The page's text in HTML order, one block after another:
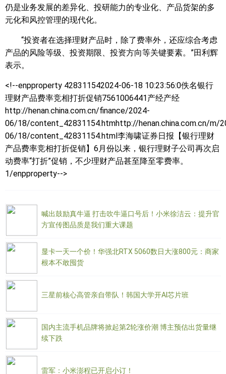
仍是业务发展的差异化、投研能力的专业化、产品货架的多
元化和风控管理的现代化。
“投资者在选择理财产品时，除了费率外，还应综合考虑
产品的风险等级、投资期限、投资方向等关键要素。”田利辉
表示。
<!--enpproperty 428311542024-06-18 10:23:56:0佚名银行
理财产品费率竞相打折促销7561006441产经产经
http://henan.china.com.cn/finance/2024-
06/18/content_42831154.htmhttp://henan.china.com.cn/m/
06/18/content_42831154.html李海啸证券日报【银行理财
产品费率竞相打折促销】6月份以来，银行理财子公司再次启
动费率“打折”促销，不少理财产品甚至降至零费率。
1/enpproperty-->
喊出鼓励真牛逼 打击吹牛逼口号后！小米徐洁云：提升官
方宣传图品质是我们重大课题
显卡一天一个价！华强北RTX 5060数日大涨800元：商家
根本不敢囤货
三星前核心高管亲自带队！韩国大学开AI芯片班
国内主流手机品牌将掀起第2轮涨价潮 博主预估出货量继
续下跌
雷军：小米澎程已开启小订！